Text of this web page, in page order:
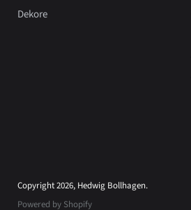
Dekore
Copyright 2026, Hedwig Bollhagen.
Powered by Shopify